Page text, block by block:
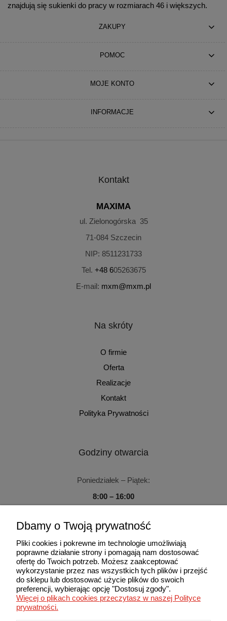
znajdują się sukienki do pracy w rozmiarach 46 i większych.
ZAKUPY
POMOC
MOJE KONTO
INFORMACJE
Kontakt
MAXIMA
ul. Zielonogórska 35
71-084 Szczecin
NIP: 8511231733
Tel. +48 605263675
E-mail: mxm@mxm.pl
Na skróty
O firmie
Oferta
Realizacje
Kontakt
Polityka Prywatności
Godziny otwarcia
Poniedziałek – Piątek:
8:00 – 16:00
Zamknięte
Użytkowanie sklepu oznacza zgodę na wykorzystywanie plików
cookies. Szczegółowe informacje w Polityce prywatności.
© 2013-2026 MAXIMA. Wszelkie prawa zastrzeżone.
Dbamy o Twoją prywatność
Pliki cookies i pokrewne im technologie umożliwiają
poprawne działanie strony i pomagają nam dostosować
ofertę do Twoich potrzeb. Możesz zaakceptować
wykorzystanie przez nas wszystkich tych plików i przejść
do sklepu lub dostosować użycie plików do swoich
preferencji, wybierając opcję "Dostosuj zgody".
Więcej o plikach cookies przeczytasz w naszej Polityce
prywatności.